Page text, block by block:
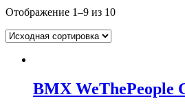
Отображение 1–9 из 10
BMX WeThePeople